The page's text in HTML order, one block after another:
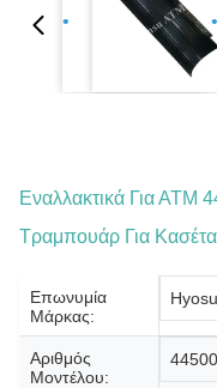
Εναλλακτικά Για ΑΤΜ
Τραμπουάρ Για
Επωνυμία
Μάρκας:
Αριθμός
Μοντέλου: